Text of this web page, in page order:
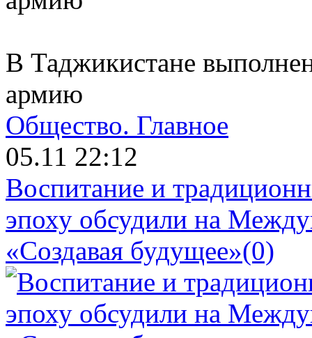
В Таджикистане
армию
Общество. Главное
05.11 22:12
Воспитание и
эпоху обсудили на
«Создавая будущее»(0)